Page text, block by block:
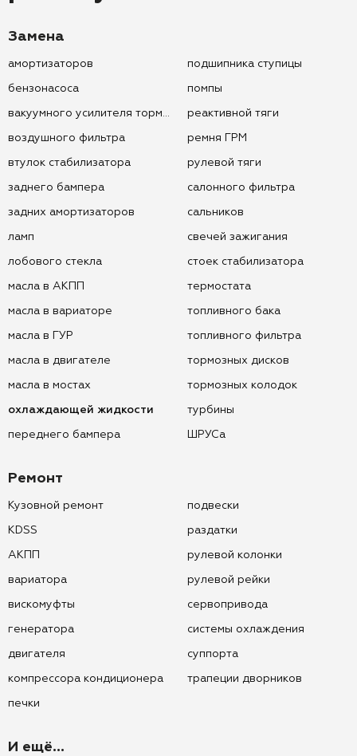
Замена
амортизаторов
бензонасоса
вакуумного усилителя тормозов
воздушного фильтра
втулок стабилизатора
заднего бампера
задних амортизаторов
ламп
лобового стекла
масла в АКПП
масла в вариаторе
масла в ГУР
масла в двигателе
масла в мостах
охлаждающей жидкости
переднего бампера
подшипника ступицы
помпы
реактивной тяги
ремня ГРМ
рулевой тяги
салонного фильтра
сальников
свечей зажигания
стоек стабилизатора
термостата
топливного бака
топливного фильтра
тормозных дисков
тормозных колодок
турбины
ШРУСа
Ремонт
Кузовной ремонт
KDSS
АКПП
вариатора
вискомуфты
генератора
двигателя
компрессора кондиционера
печки
подвески
раздатки
рулевой колонки
рулевой рейки
сервопривода
системы охлаждения
суппорта
трапеции дворников
И ещё...